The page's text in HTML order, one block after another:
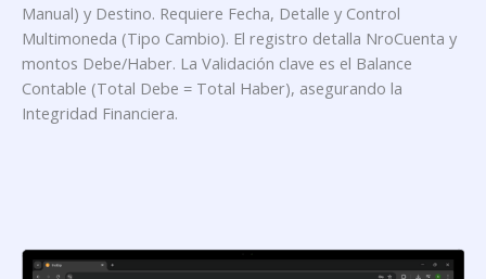
Manual) y Destino. Requiere Fecha, Detalle y Control
Multimoneda (Tipo Cambio). El registro detalla NroCuenta y
montos Debe/Haber. La Validación clave es el Balance
Contable (Total Debe = Total Haber), asegurando la
Integridad Financiera.